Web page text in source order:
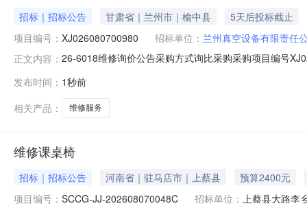
招标｜招标公告 甘肃省｜兰州市｜榆中县
5天后投标截止
项目编号： XJ026080700980 招标单位： 兰州真空设备有限责任
正文内容： 26-6018维修询价公告采购方式询比采购采购项目编号
发布时间： 1秒前
相关产品：
维修服务
维修课桌椅
招标｜招标公告 河南省｜驻马店市｜上蔡县
预算2400元
项目编号： SCCG-JJ-202608070048C 招标单位： 上蔡县大路李